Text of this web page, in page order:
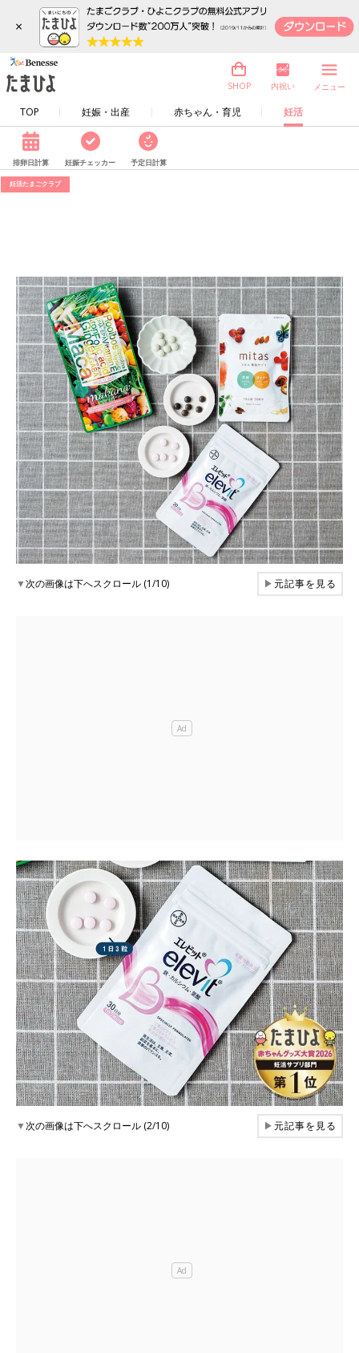
×
TOP 妊娠・出産 赤ちゃん・育児 妊活
SHOP 内祝い メニュー
排卵日計算 妊娠チェッカー 予定日計算
妊活たまごクラブ
▼次の画像は下へスクロール (1/10) ▶元記事を見る
▼次の画像は下へスクロール (2/10) ▶元記事を見る